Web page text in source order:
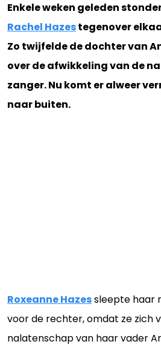
Enkele weken geleden
Rachel Hazestegenover
Zo twijfelde de dochter van
over de afwikkeling van de
zanger. Nu komt er alweer
naar buiten.
Roxeanne Hazessleepte haar
voor de rechter, omdat ze zich
nalatenschap van haar vader